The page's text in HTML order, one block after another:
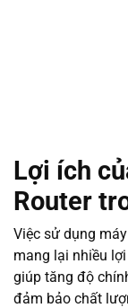
Lợi ích
Router
Việc sử dụng
mang lại nhiều
giúp tăng độ
đảm bảo chất